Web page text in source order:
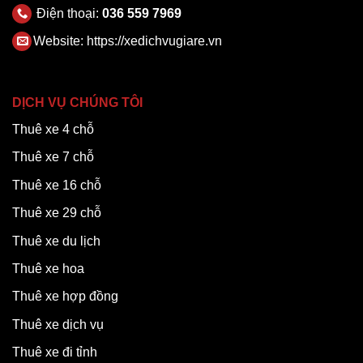
Điện thoại: 036 559 7969
Website: https://xedichvugiare.vn
DỊCH VỤ CHÚNG TÔI
Thuê xe 4 chỗ
Thuê xe 7 chỗ
Thuê xe 16 chỗ
Thuê xe 29 chỗ
Thuê xe du lịch
Thuê xe hoa
Thuê xe hợp đồng
Thuê xe dịch vụ
Thuê xe đi tỉnh